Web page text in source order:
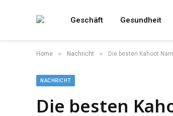
Geschäft Gesundheit
Home » Nachricht » Die besten Kahoot
NACHRICHT
Die besten